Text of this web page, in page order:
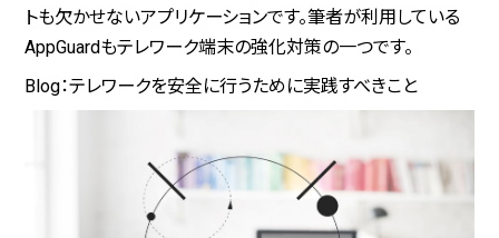
トも欠かせないアプリケーションです。筆者が利用している
AppGuardもテレワーク端末の強化対策の一つです。
Blog：テレワークを安全に行うために実践すべきこと